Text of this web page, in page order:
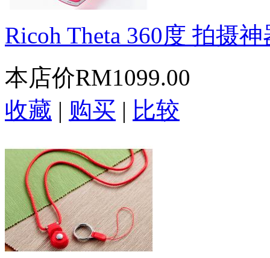
Ricoh Theta 360度 拍摄神
本店价RM1099.00
收藏 | 购买 | 比较